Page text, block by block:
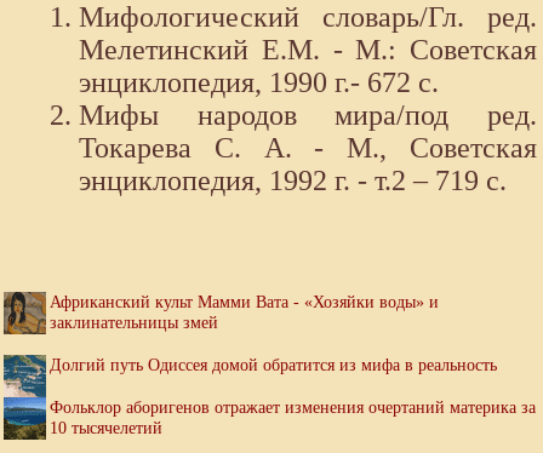
Мифологический словарь/Гл. ред.
Мелетинский Е.М. - М.: Советская
энциклопедия, 1990 г.- 672 с.
Мифы народов мира/под ред.
Токарева С. А. - М., Советская
энциклопедия, 1992 г. - т.2 – 719 с.
Африканский культ Мамми Вата - «Хозяйки воды» и
заклинательницы змей
Долгий путь Одиссея домой обратится из мифа в реальность
Фольклор аборигенов отражает изменения очертаний материка за
10 тысячелетий